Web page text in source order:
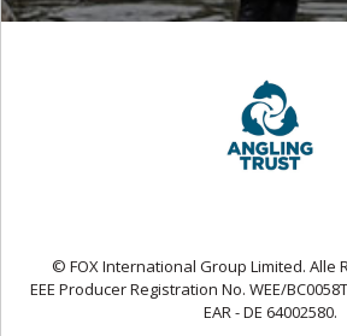
© FOX International Group Limited. Alle
EEE Producer Registration No. WEE/
EAR - DE 64002580.